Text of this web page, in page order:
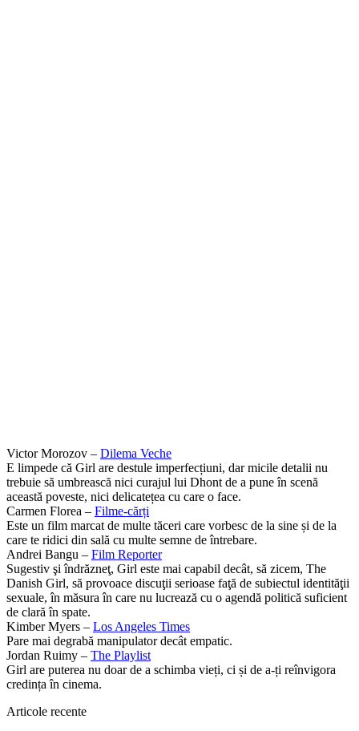
Victor Morozov – Dilema Veche
E limpede că Girl are destule imperfecțiuni, dar micile detalii nu
trebuie să umbrească nici curajul lui Dhont de a pune în scenă
această poveste, nici delicatețea cu care o face.
Carmen Florea – Filme-cărți
Este un film marcat de multe tăceri care vorbesc de la sine și de la
care te ridici din sală cu multe semne de întrebare.
Andrei Bangu – Film Reporter
Sugestiv şi îndrăzneţ, Girl este mai capabil decât, să zicem, The
Danish Girl, să provoace discuţii serioase faţă de subiectul identităţii
sexuale, în măsura în care nu lucrează cu o agendă politică suficient
de clară în spate.
Kimber Myers – Los Angeles Times
Pare mai degrabă manipulator decât empatic.
Jordan Ruimy – The Playlist
Girl are puterea nu doar de a schimba vieți, ci și de a-ți reînvigora
credința în cinema.
Articole recente